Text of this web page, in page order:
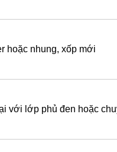
hoặc nhung, xốp mới
với lớp phủ đen hoặc